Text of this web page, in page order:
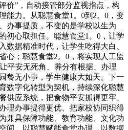
价”，自动接管部分监视指点，构
能力。从聪慧食堂1。0到2。0，变
办事提质，不变的是学校以生为
初心取担任。聪慧食堂1。0，让学
数据精准时代，让学生吃得大白、
心；聪慧食堂2。0，将实现人工监
平安无死角、养分有根据、办理
餐无小事，学生健康大如天。下一
数字化转型为契机，持续深化聪慧
供应系统，把食物平安抓得更牢、
理办事提得更优、把家校协同织得
兼具保障功能、教育功能、文化功
间。以聪慧赋能食堂办理，以数据